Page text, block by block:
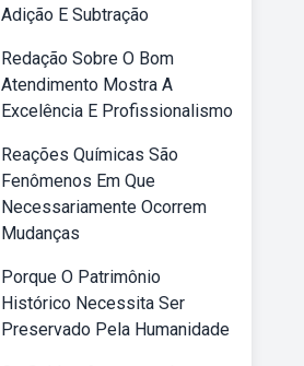
Adição E Subtração
Redação Sobre O Bom
Atendimento Mostra A
Excelência E Profissionalismo
Reações Químicas São
Fenômenos Em Que
Necessariamente Ocorrem
Mudanças
Porque O Patrimônio
Histórico Necessita Ser
Preservado Pela Humanidade